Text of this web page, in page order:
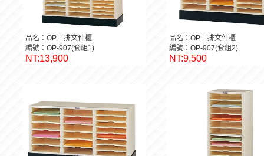
品名：OP三排文件櫃
編號：OP-907(套組1)
NT:13,900
品名：OP三排文件櫃
編號：OP-907(套組2)
NT:9,500